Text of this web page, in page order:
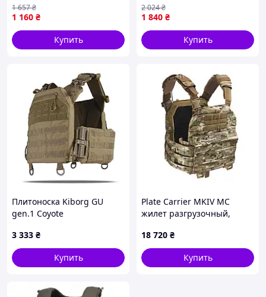
разгрузочные
1 160 ₴
1 657₴
Купить
4393]
1 840 ₴
2 024₴
Купить
Плитоноска Kiborg GU
gen.1 Coyote
3 333 ₴
Купить
Plate Carrier MKIV MC
жилет разгрузочный,
18 720 ₴
Купить